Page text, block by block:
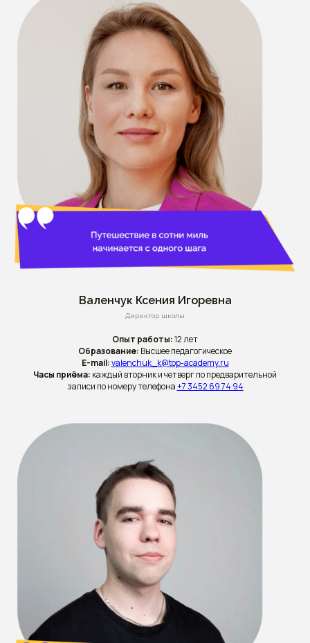
Валенчук Ксения Игоревна
Директор школы
Опыт работы:12 лет
Образование: Высшее педагогическое
E-mail:valenchuk_k@top-academy.ru
Часы приёма: каждый вторник и четверг по предварительной
записи по номеру телефона+7 3452 69 74 94